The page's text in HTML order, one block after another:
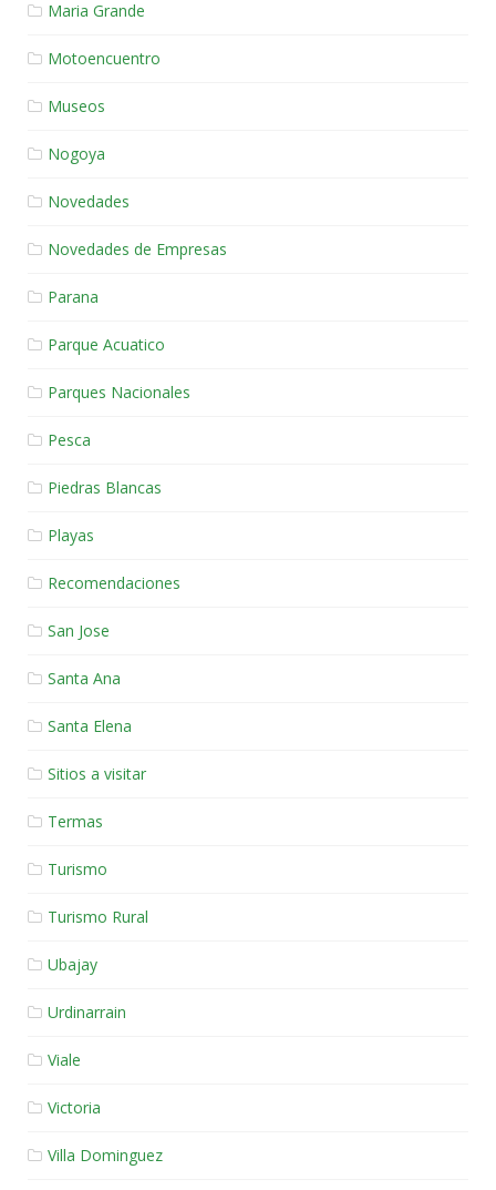
Maria Grande
Motoencuentro
Museos
Nogoya
Novedades
Novedades de Empresas
Parana
Parque Acuatico
Parques Nacionales
Pesca
Piedras Blancas
Playas
Recomendaciones
San Jose
Santa Ana
Santa Elena
Sitios a visitar
Termas
Turismo
Turismo Rural
Ubajay
Urdinarrain
Viale
Victoria
Villa Dominguez